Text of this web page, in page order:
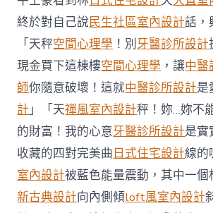
終於對自己說民生社區室內設計話，
「天秤空間心理學 ！別牙醫診所設計
現金買下這棟樓空間心理學 ，讓中醫
師你隨意破壞！這就中醫診所設計是
計」「天禪風室內設計秤！妳…妳不
的財富！我的心意牙醫診所設計是實
收藏的四對完美曲日式住宅設計線的
室內設計被藍色能量震動，其中一
新古典設計向內側傾loft風室內設計